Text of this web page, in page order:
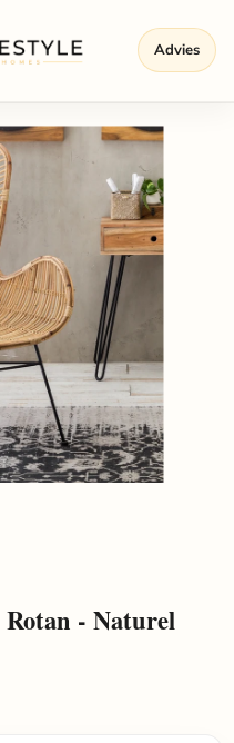
Advies
- Naturel